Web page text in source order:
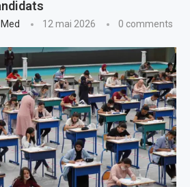
12 mai 2026 0 comments